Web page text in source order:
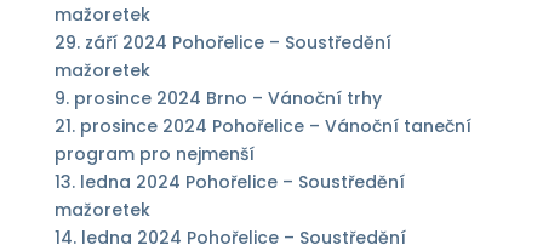
mažoretek
29. září 2024 Pohořelice – Soustředění
mažoretek
9. prosince 2024 Brno – Vánoční trhy
21. prosince 2024 Pohořelice – Vánoční taneční
program pro nejmenší
13. ledna 2024 Pohořelice – Soustředění
mažoretek
14. ledna 2024 Pohořelice – Soustředění